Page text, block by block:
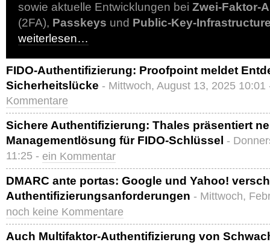
sowie aktuelle Entwicklungen bei Zwei-Faktor-
(2FA), Passkeys und Public-Key-
weiterlesen…
FIDO-Authentifizierung: Proofpoint meldet
Sicherheitslücke - Mittwoch, August 13, 2025
Kommentare
Sichere Authentifizierung: Thales präsentiert
Managementlösung für FIDO-Schlüssel -
11:25 - ein Kommentar
DMARC ante portas: Google und Yahoo!
Authentifizierungsanforderungen - Mittwoch,
noch keine Kommentare
Auch Multifaktor-Authentifizierung von